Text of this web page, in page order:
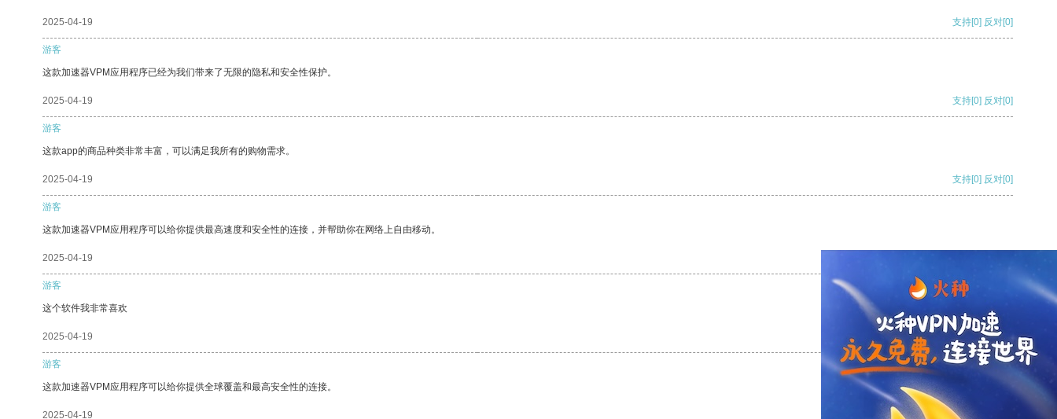
2025-04-19 支持[0] 反对[0]
游客
这款加速器VPM应用程序已经为我们带来了无限的隐私和安全性保护。
2025-04-19 支持[0] 反对[0]
游客
这款app的商品种类非常丰富，可以满足我所有的购物需求。
2025-04-19 支持[0] 反对[0]
游客
这款加速器VPM应用程序可以给你提供最高速度和安全性的连接，并帮助你在网络上自由移动。
2025-04-19
游客
这个软件我非常喜欢
2025-04-19 支持 [0] 反对 [0]
游客
这款加速器VPM应用程序可以给你提供全球覆盖和最高安全性的连接。
2025-04-19 支持